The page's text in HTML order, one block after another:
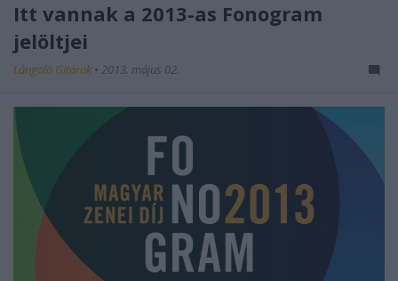
Itt vannak a 2013-as Fonogram
jelöltjei
Lángoló Gitárok • 2013. május 02.